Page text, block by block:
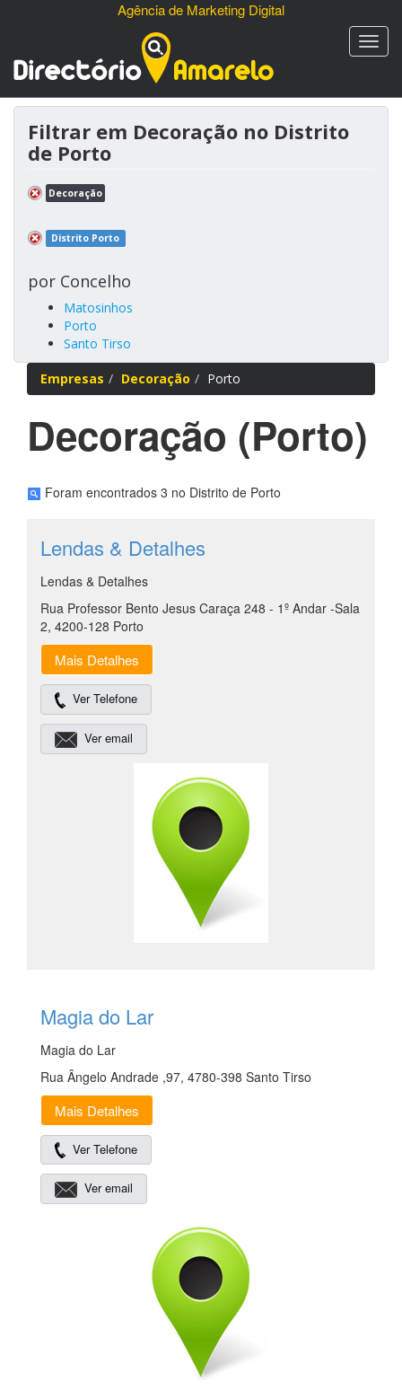
Agência de Marketing Digital
Filtrar em Decoração no Distrito
de Porto
Decoração
Distrito Porto
por Concelho
Matosinhos
Porto
Santo Tirso
Empresas Decoração Porto
Decoração (Porto)
Foram encontrados 3 no Distrito de Porto
Lendas & Detalhes
Lendas & Detalhes
Rua Professor Bento Jesus Caraça 248 - 1º Andar -Sala
2, 4200-128 Porto
Mais Detalhes
Ver Telefone
Ver email
Magia do Lar
Magia do Lar
Rua Ângelo Andrade ,97, 4780-398 Santo Tirso
Mais Detalhes
Ver Telefone
Ver email